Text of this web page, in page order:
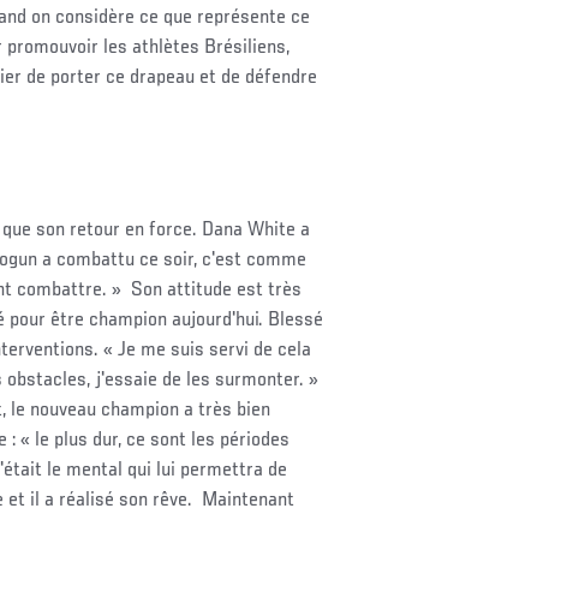
on considère ce que représente ce
les athlètes Brésiliens,
de porter ce drapeau et de défendre
son retour en force. Dana White a
a combattu ce soir, c'est comme
combattre. » Son attitude est très
être champion aujourd'hui. Blessé
« Je me suis servi de cela
j'essaie de les surmonter. »
nouveau champion a très bien
« le plus dur, ce sont les périodes
le mental qui lui permettra de
et il a réalisé son rêve. Maintenant